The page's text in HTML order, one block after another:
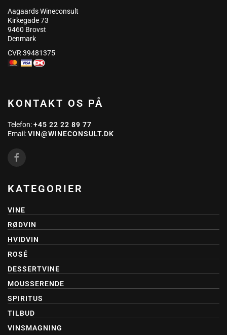
Aagaards Wineconsult
Kirkegade 73
9460 Brovst
Denmark
CVR 39481375
KONTAKT OS PÅ
Telefon:+45 22 22 89 77
Email:VIN@WINECONSULT.DK
KATEGORIER
VINE
RØDVIN
HVIDVIN
ROSÉ
DESSERTVINE
MOUSSERENDE
SPIRITUS
TILBUD
VINSMAGNING